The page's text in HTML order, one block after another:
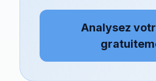
Analysez